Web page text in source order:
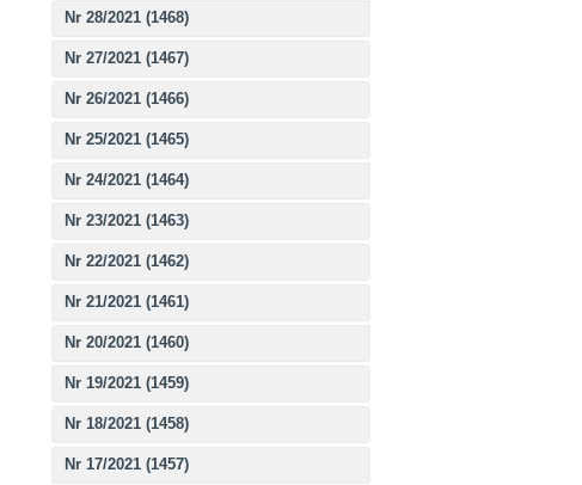
Nr 28/2021 (1468)
Nr 27/2021 (1467)
Nr 26/2021 (1466)
Nr 25/2021 (1465)
Nr 24/2021 (1464)
Nr 23/2021 (1463)
Nr 22/2021 (1462)
Nr 21/2021 (1461)
Nr 20/2021 (1460)
Nr 19/2021 (1459)
Nr 18/2021 (1458)
Nr 17/2021 (1457)